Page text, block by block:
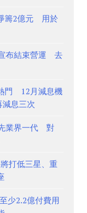
籌2億元 用於
布結束營運 去
門 12月減息機
息三次
業界一代 對
打低三星、重
少2.2億付費用